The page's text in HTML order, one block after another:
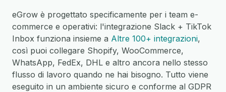
eGrow è progettato specificamente per i team e-
commerce e operativi: l'integrazione Slack + TikTok
Inbox funziona insieme a Altre 100+ integrazioni,
così puoi collegare Shopify, WooCommerce,
WhatsApp, FedEx, DHL e altro ancora nello stesso
flusso di lavoro quando ne hai bisogno. Tutto viene
eseguito in un ambiente sicuro e conforme al GDPR